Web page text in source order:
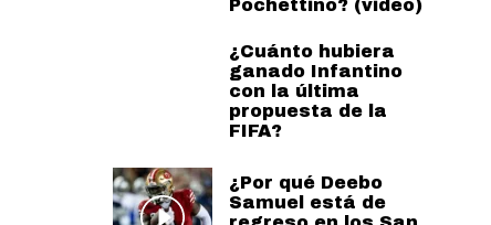
Pochettino? (video)
¿Cuánto hubiera
ganado Infantino
con la última
propuesta de la
FIFA?
¿Por qué Deebo
Samuel está de